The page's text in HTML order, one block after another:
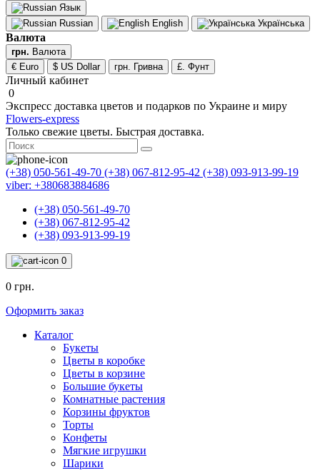
Язык
Russian
English Українська
Валюта
грн. Валюта
€ Euro
$ US Dollar грн. Гривна £. Фунт
Личный кабинет
0
Экспресс доставка цветов и подарков по Украине и миру
Flowers-express
Только свежие цветы. Быстрая доставка.
(+38) 050-561-49-70 (+38) 067-812-95-42 (+38) 093-913-99-19
viber: +380683884686
(+38) 050-561-49-70
(+38) 067-812-95-42
(+38) 093-913-99-19
0
0 грн.
Оформить заказ
Каталог
Букеты
Цветы в коробке
Цветы в корзине
Большие букеты
Комнатные растения
Корзины фруктов
Торты
Конфеты
Мягкие игрушки
Шарики